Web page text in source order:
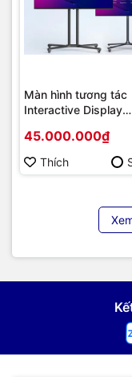
Màn hình tương tác
Interactive Display
86 | Cấu hình cao
Hàng chính hãng
45.000.000₫
Thích